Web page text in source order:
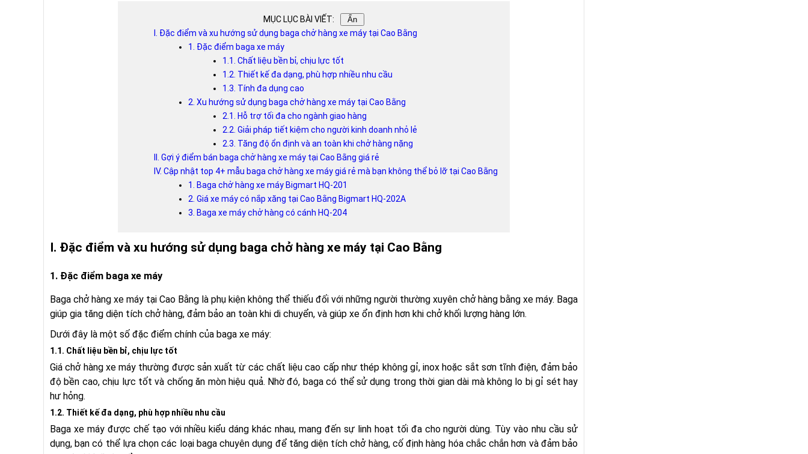
MỤC LỤC BÀI VIẾT: Ẩn
I. Đặc điểm và xu hướng sử dụng baga chở hàng xe máy tại Cao Bằng
1. Đặc điểm baga xe máy
1.1. Chất liệu bền bỉ, chịu lực tốt
1.2. Thiết kế đa dạng, phù hợp nhiều nhu cầu
1.3. Tính đa dụng cao
2. Xu hướng sử dụng baga chở hàng xe máy tại Cao Bằng
2.1. Hỗ trợ tối đa cho ngành giao hàng
2.2. Giải pháp tiết kiệm cho người kinh doanh nhỏ lẻ
2.3. Tăng độ ổn định và an toàn khi chở hàng nặng
II. Gợi ý điểm bán baga chở hàng xe máy tại Cao Bằng giá rẻ
IV. Cập nhật top 4+ mẫu baga chở hàng xe máy giá rẻ mà bạn không thể bỏ lỡ tại Cao Bằng
1. Baga chở hàng xe máy Bigmart HQ-201
2. Giá xe máy có nắp xăng tại Cao Bằng Bigmart HQ-202A
3. Baga xe máy chở hàng có cánh HQ-204
I. Đặc điểm và xu hướng sử dụng baga chở hàng xe máy tại Cao Bằng
1. Đặc điểm baga xe máy
Baga chở hàng xe máy tại Cao Bằng là phụ kiện không thể thiếu đối với những người thường xuyên chở hàng bằng xe máy. Baga
giúp gia tăng diện tích chở hàng, đảm bảo an toàn khi di chuyển, và giúp xe ổn định hơn khi chở khối lượng hàng lớn.
Dưới đây là một số đặc điểm chính của baga xe máy:
1.1. Chất liệu bền bỉ, chịu lực tốt
Giá chở hàng xe máy thường được sản xuất từ các chất liệu cao cấp như thép không gỉ, inox hoặc sắt sơn tĩnh điện, đảm bảo
độ bền cao, chịu lực tốt và chống ăn mòn hiệu quả. Nhờ đó, baga có thể sử dụng trong thời gian dài mà không lo bị gỉ sét hay
hư hỏng.
1.2. Thiết kế đa dạng, phù hợp nhiều nhu cầu
Baga xe máy được chế tạo với nhiều kiểu dáng khác nhau, mang đến sự linh hoạt tối đa cho người dùng. Tùy vào nhu cầu sử
dụng, bạn có thể lựa chọn các loại baga chuyên dụng để tăng diện tích chở hàng, cố định hàng hóa chắc chắn hơn và đảm bảo